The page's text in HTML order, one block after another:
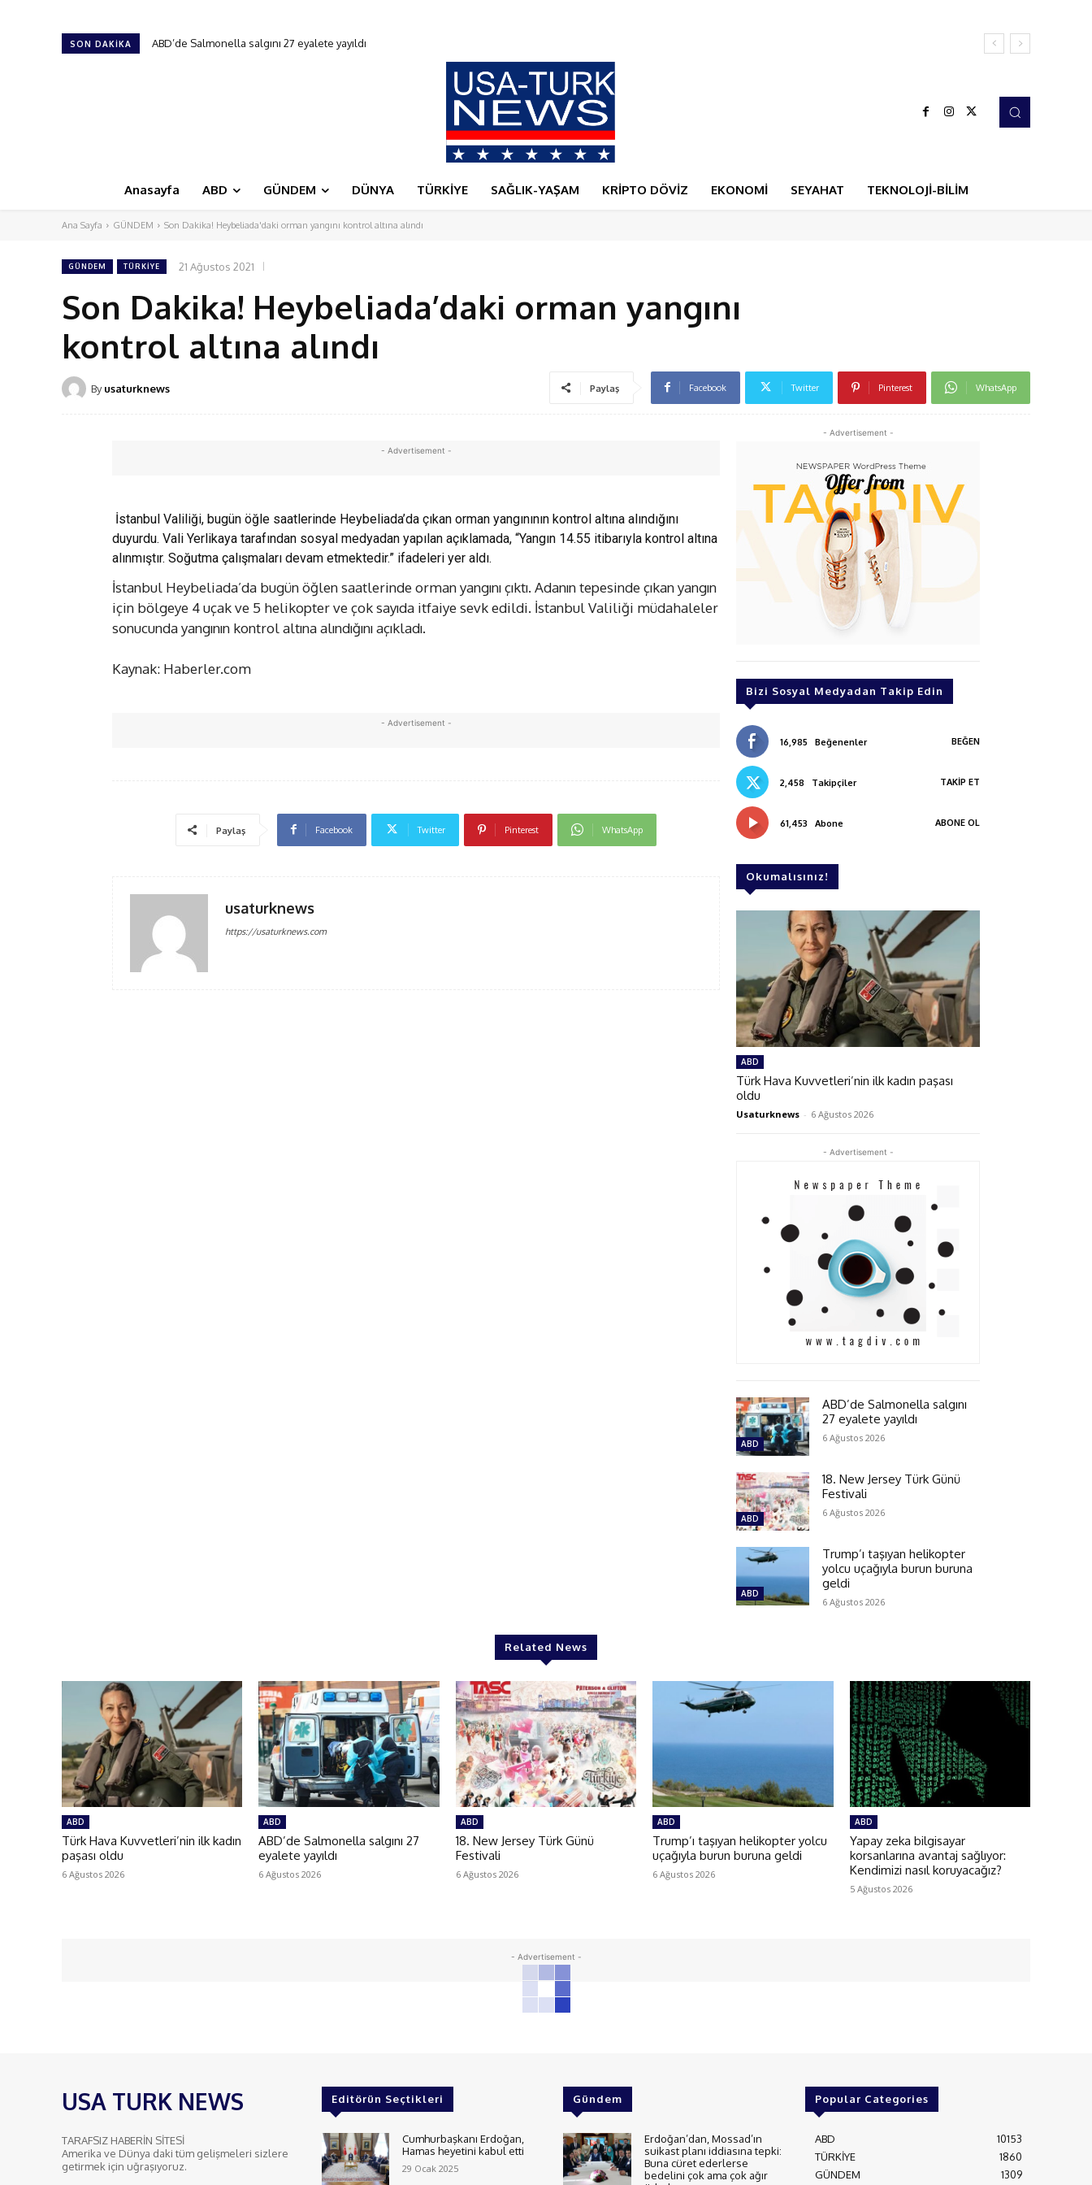
SON DAKIKA ABD’de Salmonella salgını 27 eyalete yayıldı
18. New Jersey Türk Günü Festivali
Anasayfa ABD GÜNDEM DÜNYA TÜRKİYE SAĞLIK-YAŞAM KRİPTO DÖVİZ EKONOMİ SEYAHAT TEKNOLOJİ-BİLİM
Ana Sayfa GÜNDEM Son Dakika! Heybeliada'daki orman yangını kontrol altına alındı
GÜNDEM TÜRKİYE 21 Ağustos 2021
Son Dakika! Heybeliada’daki orman yangını
kontrol altına alındı
By usaturknews Paylaş Facebook Twitter Pinterest WhatsApp
- Advertisement -
İstanbul Valiliği, bugün öğle saatlerinde Heybeliada’da çıkan orman yangınının kontrol altına alındığını
duyurdu. Vali Yerlikaya tarafından sosyal medyadan yapılan açıklamada, “Yangın 14.55 itibarıyla kontrol altına
alınmıştır. Soğutma çalışmaları devam etmektedir.” ifadeleri yer aldı.
İstanbul Heybeliada’da bugün öğlen saatlerinde orman yangını çıktı. Adanın tepesinde çıkan yangın
için bölgeye 4 uçak ve 5 helikopter ve çok sayıda itfaiye sevk edildi. İstanbul Valiliği müdahaleler
sonucunda yangının kontrol altına alındığını açıkladı.
Kaynak: Haberler.com
- Advertisement -
Paylaş Facebook Twitter Pinterest WhatsApp
usaturknews
https://usaturknews.com
- Advertisement -
Bizi Sosyal Medyadan Takip Edin
16,985 Beğenenler BEĞEN
2,458 Takipçiler TAKIP ET
61,453 Abone ABONE OL
Okumalısınız!
ABD
Türk Hava Kuvvetleri’nin ilk kadın paşası
oldu
Usaturknews - 6 Ağustos 2026
- Advertisement -
ABD
ABD’de Salmonella salgını
27 eyalete yayıldı
6 Ağustos 2026
ABD
18. New Jersey Türk Günü
Festivali
6 Ağustos 2026
ABD
Trump’ı taşıyan helikopter
yolcu uçağıyla burun buruna
geldi
6 Ağustos 2026
Related News
ABD
Türk Hava Kuvvetleri’nin ilk kadın
paşası oldu
6 Ağustos 2026
ABD
ABD’de Salmonella salgını 27
eyalete yayıldı
6 Ağustos 2026
ABD
18. New Jersey Türk Günü
Festivali
6 Ağustos 2026
ABD
Trump’ı taşıyan helikopter yolcu
uçağıyla burun buruna geldi
6 Ağustos 2026
ABD
Yapay zeka bilgisayar
korsanlarına avantaj sağlıyor:
Kendimizi nasıl koruyacağız?
5 Ağustos 2026
- Advertisement -
USA TURK NEWS
TARAFSIZ HABERİN SİTESİ
Amerika ve Dünya daki tüm gelişmeleri sizlere
getirmek için uğraşıyoruz.
Editörün Seçtikleri
Cumhurbaşkanı Erdoğan,
Hamas heyetini kabul etti
29 Ocak 2025
Gündem
Erdoğan’dan, Mossad’ın
suikast planı iddiasına tepki:
Buna cüret ederlerse
bedelini çok ama çok ağır
Popular Categories
ABD
10153
TÜRKİYE
1860
GÜNDEM
1309